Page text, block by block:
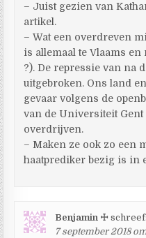
– Juist gezien van
artikel.
– Wat een overdreven
is allemaal te Vlaams
?). De repressie van na
uitgebroken. Ons land
gevaar volgens de
van de Universiteit
overdrijven.
– Maken ze ook zo een
haatprediker bezig is in
Benjamin ☩ schreef:
7 september 2018